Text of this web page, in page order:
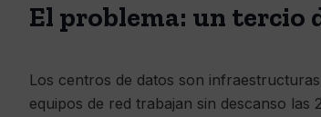
El problema: un tercio
Los centros de datos son
equipos de red trabajan sin descanso